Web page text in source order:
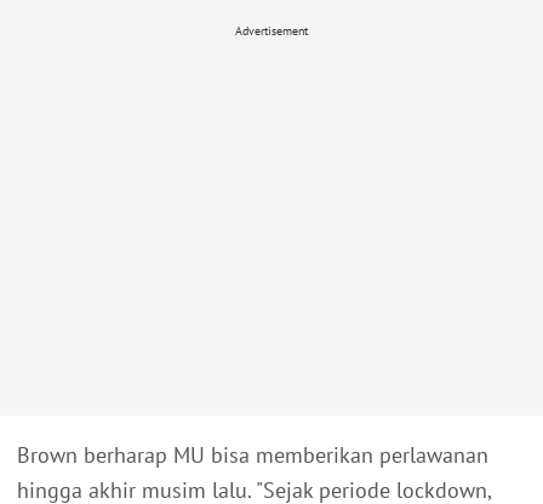
Advertisement
Brown berharap MU bisa memberikan perlawanan
hingga akhir musim lalu. "Sejak periode lockdown,